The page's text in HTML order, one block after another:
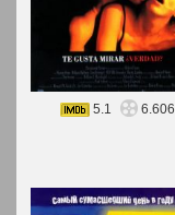
5.1
6.606